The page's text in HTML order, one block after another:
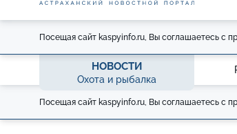
Посещая сайт kaspyinfo.ru, Вы соглашаетесь с
НОВОСТИ
Охота и рыбалка
Посещая сайт kaspyinfo.ru, Вы соглашаетесь с